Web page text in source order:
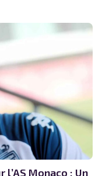
Monaco : Un